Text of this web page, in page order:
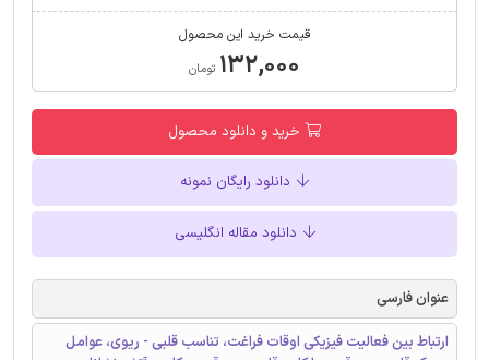
قیمت خرید این محصول
۱۳۲,۰۰۰ تومان
خرید و دانلود محصول
دانلود رایگان نمونه
دانلود مقاله انگلیسی
عنوان فارسی
ارتباط بین فعالیت فیزیکی اوقات فراغت، تناسب قلبی - ریوی، عوامل